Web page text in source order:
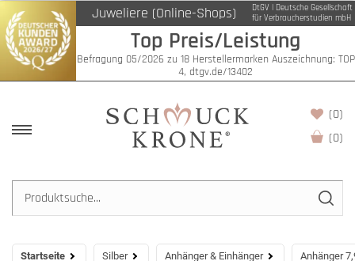
Juweliere (Online-Shops)
DtGV | Deutsche Gesellschaft
für Verbraucherstudien mbH
Top Preis/Leistung
Befragung 05/2026 zu 18 Herstellermarken Auszeichnung: TOP
4, dtgv.de/13402
(0)
(0)
Startseite Silber Anhänger & Einhänger Anhänger